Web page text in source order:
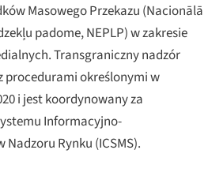
Masowego Przekazu (Nacionālā
padome, NEPLP) w zakresie
Transgraniczny nadzór
procedurami określonymi w
i jest koordynowany za
Informacyjno-
Rynku (ICSMS).